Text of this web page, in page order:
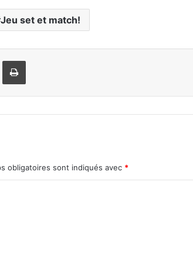
Jeu set et match!
obligatoires sont indiqués avec *